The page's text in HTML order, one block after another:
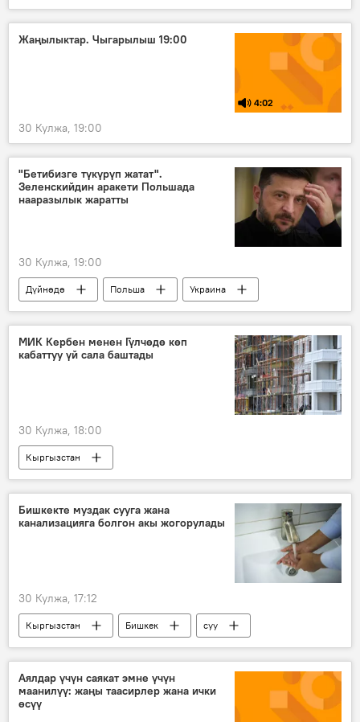
Жаңылыктар. Чыгарылыш 19:00
4:02
30 Кулжа, 19:00
"Бетибизге түкүрүп жатат".
Зеленскийдин аракети Польшада
нааразылык жаратты
30 Кулжа, 19:00
Дүйнөдө Польша
Украина
нааразы
дипломатия мамиле
МИК Кербен менен Гүлчөдө көп
кабаттуу үй сала баштады
30 Кулжа, 18:00
Кыргызстан
Мамлекеттик ипотекалык компания
турак жай
курулуш
ипотека
Бишкекте муздак сууга жана
канализацияга болгон акы жогорулады
30 Кулжа, 17:12
Кыргызстан Бишкек
суу
канализация
тариф
Аялдар үчүн саякат эмне үчүн
маанилүү: жаңы таасирлер жана ички
өсүү